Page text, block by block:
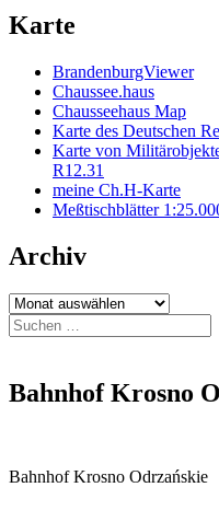
Karte
BrandenburgViewer
Chaussee.haus
Chausseehaus Map
Karte des Deutschen
Karte von
R12.31
meine Ch.H-Karte
Meßtischblätter
Archiv
Archiv
Suchen
nach:
Bahnhof Krosno
Bahnhof Krosno Odrzańskie